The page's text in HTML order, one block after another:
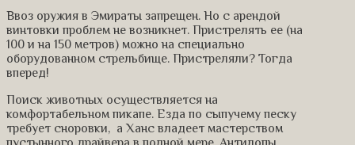
Ввоз оружия в Эмираты запрещен. Но с арендой
винтовки проблем не возникнет. Пристрелять ее (на
100 и на 150 метров) можно на специально
оборудованном стрельбище. Пристреляли? Тогда
вперед!
Поиск животных осуществляется на
комфортабельном пикапе. Езда по сыпучему песку
требует сноровки, а Ханс владеет мастерством